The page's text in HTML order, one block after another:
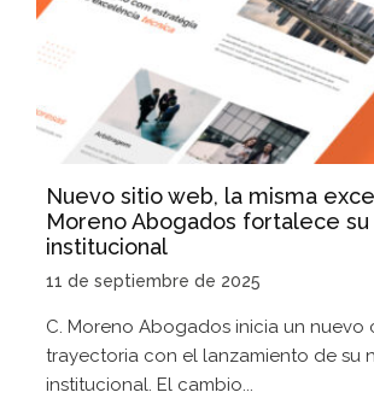
Nuevo sitio web, la misma
Moreno Abogados fortalece
institucional
11 de septiembre de 2025
C. Moreno Abogados inicia un nuevo
trayectoria con el lanzamiento de su
institucional. El cambio...